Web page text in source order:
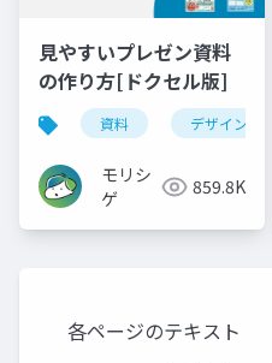
見やすいプレゼン資料
の作り方[ドクセル版]
資料 デザイン
モリシ
ゲ
859.8K
各ページのテキスト